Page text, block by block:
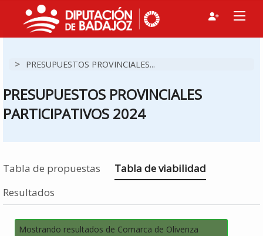
> PRESUPUESTOS PROVINCIALES...
PRESUPUESTOS PROVINCIALES
PARTICIPATIVOS 2024
Tabla de propuestas Estás en
Tabla de viabilidad
Resultados
Mostrando resultados de Comarca de Olivenza